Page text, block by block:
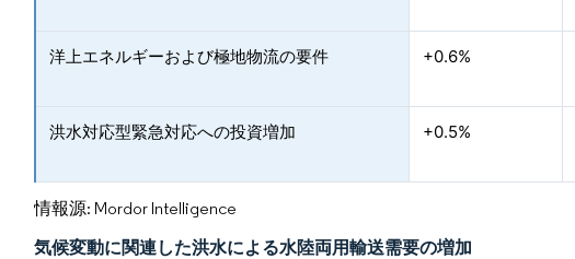
洋上エネルギーおよび極地物流の要件 +0.6%
洪水対応型緊急対応への投資増加 +0.5%
情報源: Mordor Intelligence
気候変動に関連した洪水による水陸両用輸送需要の増加